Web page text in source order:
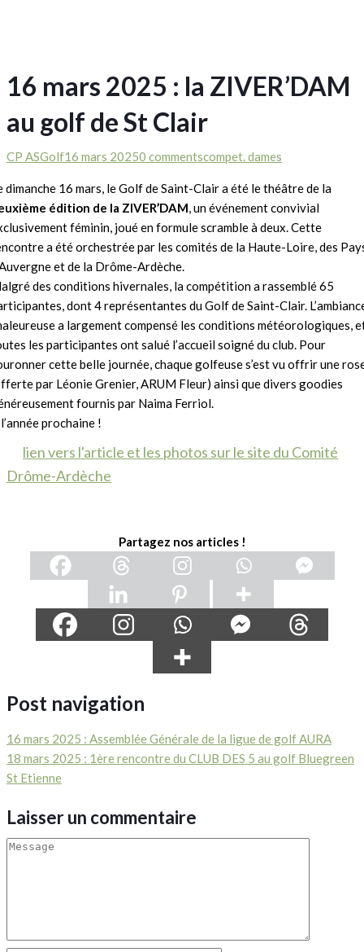
16 mars 2025 : la ZIVER’DAM
au golf de St Clair
CP ASGolf16 mars 20250 commentscompet. dames
dimanche 16 mars, le Golf de Saint-Clair a été le théâtre de la
édition de la ZIVER’DAM, un événement convivial
féminin, joué en formule scramble à deux. Cette
a été orchestrée par les comités de la Haute-Loire, des
et de la Drôme-Ardèche.
des conditions hivernales, la compétition a rassemblé 65
dont 4 représentantes du Golf de Saint-Clair.
a largement compensé les conditions météorologiques,
les participantes ont salué l’accueil soigné du club. Pour
cette belle journée, chaque golfeuse s’est vu offrir une
par Léonie Grenier, ARUM Fleur) ainsi que divers goodies
fournis par Naima Ferriol.
prochaine !
lien vers l'article et les photos sur le site du Comité
Drôme-Ardèche
Partagez nos articles !
Post navigation
16 mars 2025 : Assemblée Générale de la ligue de golf AURA
18 mars 2025 : 1ère rencontre du CLUB DES 5 au golf Bluegreen
St Etienne
Laisser un commentaire